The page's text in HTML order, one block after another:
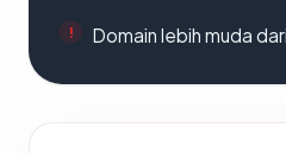
Domain lebih muda